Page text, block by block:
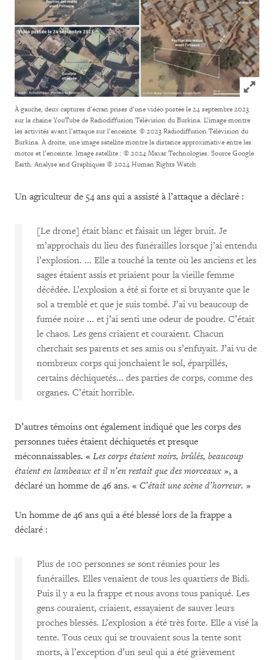
Click to
À gauche, deux captures d’écran prises d’une vidéo postée le 24 septembre 2023
sur la chaine YouTube de Radiodiffusion Télévision du Burkina. L’image montre
les activités avant l’attaque sur l’enceinte. © 2023 Radiodiffusion Télévision du
Burkina. À droite, une image satellite montre la distance approximative entre les
motos et l’enceinte. Image satellite : © 2024 Maxar Technologies. Source Google
Earth. Analyse and Graphiques © 2024 Human Rights Watch
Un agriculteur de 54 ans qui a assisté à l’attaque a déclaré :
[Le drone] était blanc et faisait un léger bruit. Je
m’approchais du lieu des funérailles lorsque j’ai entendu
l’explosion. ... Elle a touché la tente où les anciens et les
sages étaient assis et priaient pour la vieille femme
décédée. L’explosion a été si forte et si bruyante que le
sol a tremblé et que je suis tombé. J’ai vu beaucoup de
fumée noire ... et j’ai senti une odeur de poudre. C’était
le chaos. Les gens criaient et couraient. Chacun
cherchait ses parents et ses amis ou s’enfuyait. J’ai vu de
nombreux corps qui jonchaient le sol, éparpillés,
certains déchiquetés... des parties de corps, comme des
organes. C’était horrible.
D’autres témoins ont également indiqué que les corps des
personnes tuées étaient déchiquetés et presque
méconnaissables. « Les corps étaient noirs, brûlés, beaucoup
étaient en lambeaux et il n’en restait que des morceaux », a
déclaré un homme de 46 ans. « C’était une scène d’horreur. »
Un homme de 46 ans qui a été blessé lors de la frappe a
déclaré :
Plus de 100 personnes se sont réunies pour les
funérailles. Elles venaient de tous les quartiers de Bidi.
Puis il y a eu la frappe et nous avons tous paniqué. Les
gens couraient, criaient, essayaient de sauver leurs
proches blessés. L’explosion a été très forte. Elle a visé la
tente. Tous ceux qui se trouvaient sous la tente sont
morts, à l’exception d’un seul qui a été grièvement